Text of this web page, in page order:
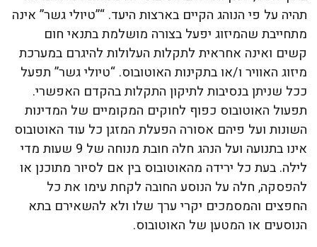
תהיה על פי הנוהג הקיים בארצות היעד. “”טיולי גשר” אינה
מתחייבת שהמיזוג יפעל בצורה מושלמת בתנאי חום
קשים ואינה אחראית לתקלות העלולות להיגרם במערכת
מיזוג האוויר ו/או בתקינות האוטובוס. “טיולי גשר” תפעל
ככל שניתן בנסיבות לתיקון התקלות בהקדם האפשרי.
תפעול האוטובוס כפוף לחוקים המקומיים של המדינות
השונות ועל פיהם אסורה הפעלת המזגן כל עוד האוטובוס
אינו בתנועה ועל הנהג חלה חובת מנוחה של 9 שעות מדי
לילה. בעת כל ירידה מהאוטובוס בין אם לסיור מתוכנן או
להפסקה, חלה על הנוסע החובה לקחת עימו את כל
החפצים והמסמכים יקרי ערך שלו ולא להשאירם בתא
הנוסעים או המטען של האוטובוס.